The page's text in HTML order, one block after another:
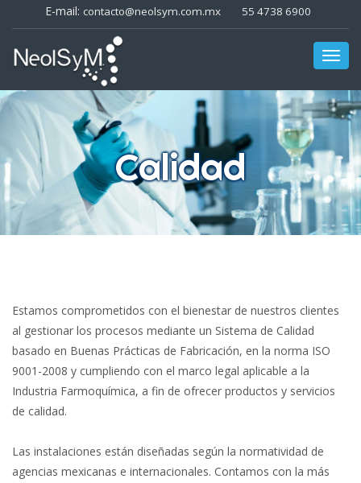
E-mail: contacto@neolsym.com.mx 55 4738 6900
Calidad
Estamos comprometidos con el bienestar de nuestros clientes
al gestionar los procesos mediante un Sistema de Calidad
basado en Buenas Prácticas de Fabricación, en la norma ISO
9001-2008 y cumpliendo con el marco legal aplicable a la
Industria Farmoquímica, a fin de ofrecer productos y servicios
de calidad.
Las instalaciones están diseñadas según la normatividad de
agencias mexicanas e internacionales. Contamos con la más